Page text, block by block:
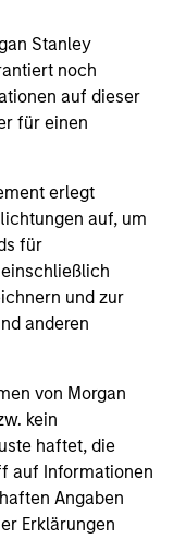
Stanley
noch
auf dieser
für einen
erlegt
auf, um
für
und zur
anderen
von Morgan
kein
haftet, die
auf Informationen
Angaben
Erklärungen